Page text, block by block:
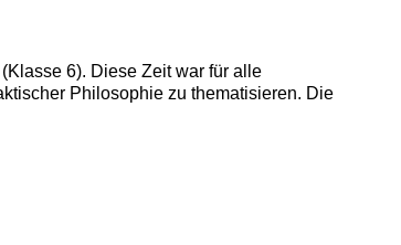
6). Diese Zeit war für alle
Philosophie zu thematisieren. Die